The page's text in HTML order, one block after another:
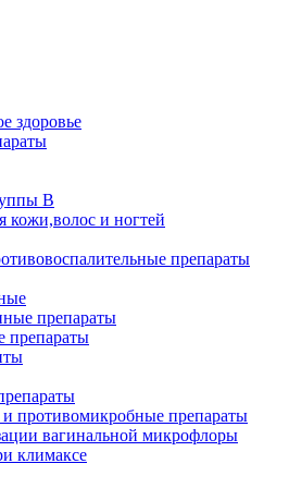
здоровье
В
кожи,волос и ногтей
препараты
препараты
препараты
противомикробные препараты
вагинальной микрофлоры
климаксе